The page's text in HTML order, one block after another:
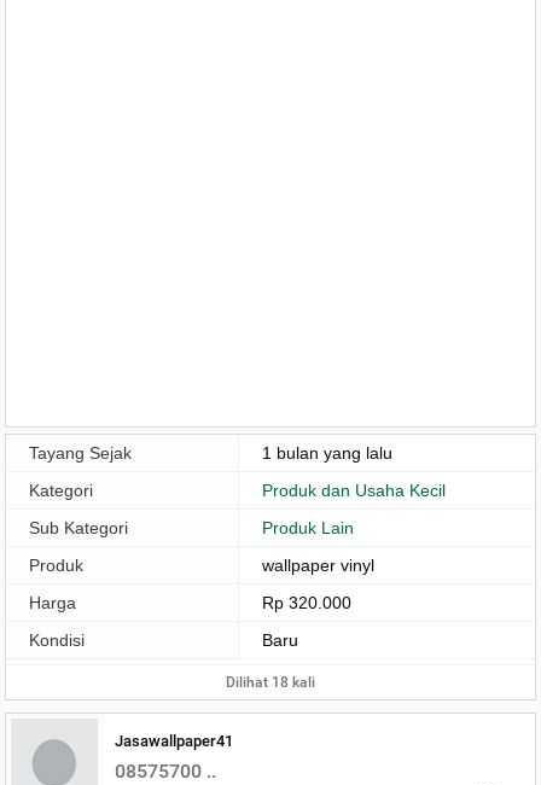
Tayang Sejak
1 bulan yang lalu
Kategori
Produk dan Usaha Kecil
Sub Kategori
Produk Lain
Produk
wallpaper vinyl
Harga
Rp 320.000
Kondisi
Baru
Dilihat 18 kali
Jasawallpaper41
08575700 ..